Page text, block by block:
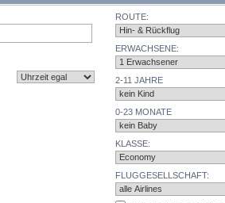
ROUTE:
ERWACHSENE:
2-11 JAHRE
0-23 MONATE
KLASSE:
FLUGGESELLSCHAFT: